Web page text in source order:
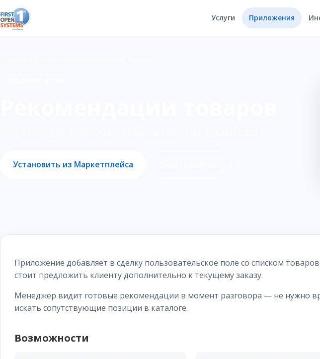
Услуги Приложения
Установить из Маркетплейса
Приложение добавляет в сделку пользовательское поле со списком
стоит предложить клиенту дополнительно к текущему заказу.
Менеджер видит готовые рекомендации в момент разговора — не нужно
искать сопутствующие позиции в каталоге.
Возможности